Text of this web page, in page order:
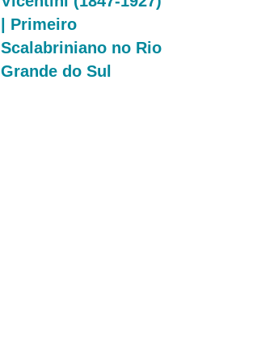
| Primeiro
Scalabriniano no Rio
Grande do Sul